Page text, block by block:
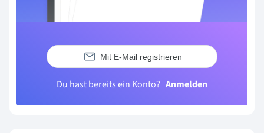
Mit E-Mail registrieren
Du hast bereits ein Konto? Anmelden